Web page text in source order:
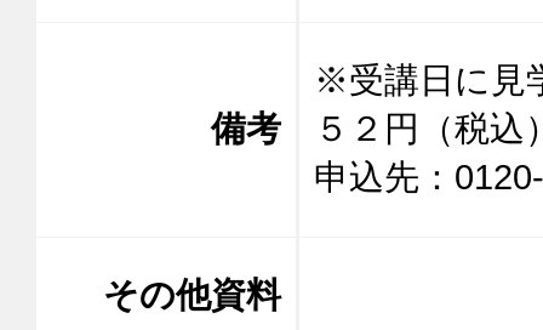
備考
※受講日に見
５２円（税込
申込先：
その他資料